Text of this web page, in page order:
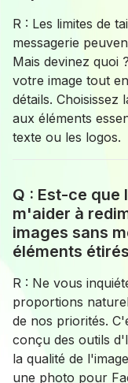
R : Les limites de
messagerie
Mais devinez quoi
votre image tout
détails. Choisissez
aux éléments
texte ou les logos.
Q : Est-ce
m'aider à
images sans
éléments
R : Ne vous
proportions
de nos priorités.
conçu des outils
la qualité de
une photo pour